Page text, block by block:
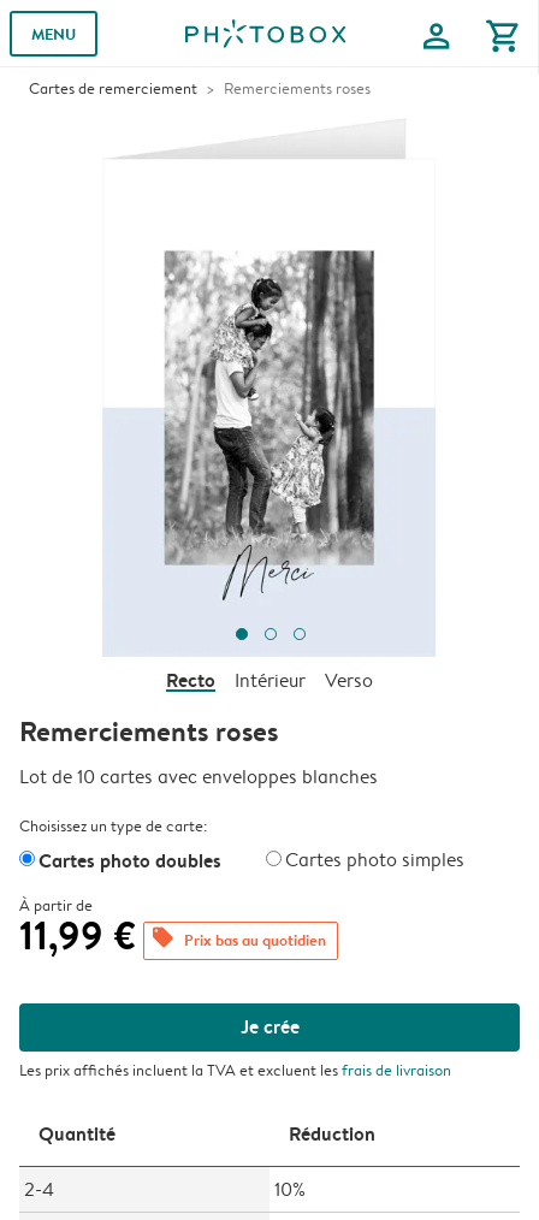
MENU profile shopping_cart
Cartes de remerciement Remerciements roses
Recto Intérieur Verso
Remerciements roses
Lot de 10 cartes avec enveloppes blanches
Choisissez un type de carte:
Cartes photo doubles Cartes photo simples
À partir de
11,99 € offers Prix bas au quotidien
Je crée
Les prix affichés incluent la TVA et excluent lesfrais de livraison
Quantité Réduction
2-4
10%